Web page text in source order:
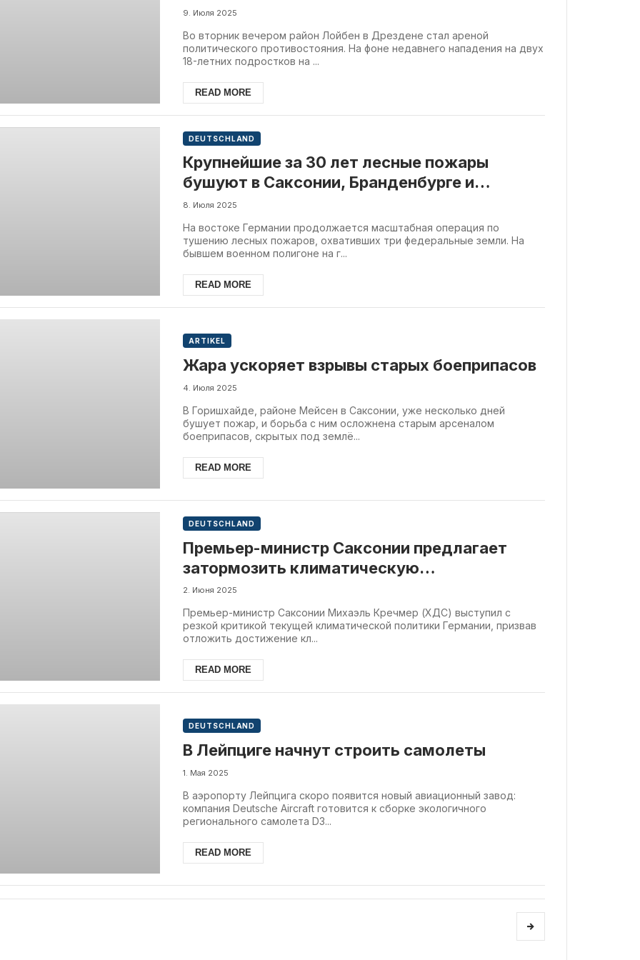
9. Июля 2025
Во вторник вечером район Лойбен в Дрездене стал ареной
политического противостояния. На фоне недавнего нападения на двух
18-летних подростков на ...
READ MORE
DEUTSCHLAND
Крупнейшие за 30 лет лесные пожары
бушуют в Саксонии, Бранденбурге и
Тюрингии
8. Июля 2025
На востоке Германии продолжается масштабная операция по
тушению лесных пожаров, охвативших три федеральные земли. На
бывшем военном полигоне на г...
READ MORE
ARTIKEL
Жара ускоряет взрывы старых боеприпасов
4. Июля 2025
В Горишхайде, районе Мейсен в Саксонии, уже несколько дней
бушует пожар, и борьба с ним осложнена старым арсеналом
боеприпасов, скрытых под землё...
READ MORE
DEUTSCHLAND
Премьер-министр Саксонии предлагает
затормозить климатическую
трансформацию Германии
2. Июня 2025
Премьер-министр Саксонии Михаэль Кречмер (ХДС) выступил с
резкой критикой текущей климатической политики Германии, призвав
отложить достижение кл...
READ MORE
DEUTSCHLAND
В Лейпциге начнут строить самолеты
1. Мая 2025
В аэропорту Лейпцига скоро появится новый авиационный завод:
компания Deutsche Aircraft готовится к сборке экологичного
регионального самолета D3...
READ MORE